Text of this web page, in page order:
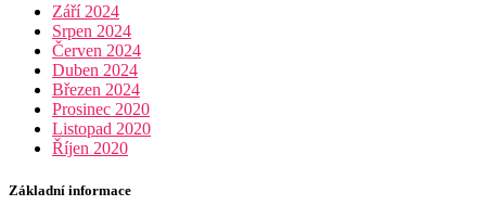
Září 2024
Srpen 2024
Červen 2024
Duben 2024
Březen 2024
Prosinec 2020
Listopad 2020
Říjen 2020
Základní informace